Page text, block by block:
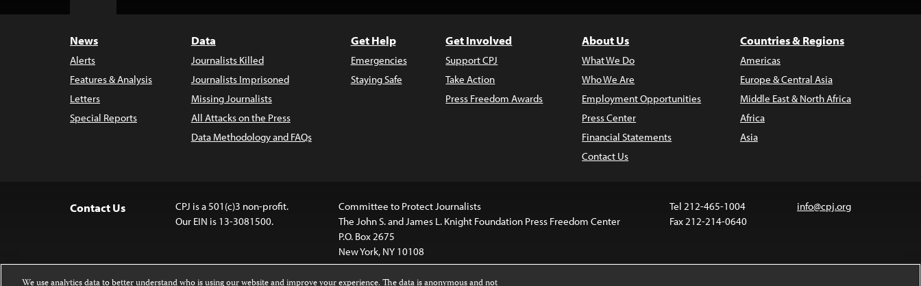
News
Alerts
Features & Analysis
Letters
Special Reports
Data
Journalists Killed
Journalists Imprisoned
Missing Journalists
All Attacks on the Press
Data Methodology and FAQs
Get Help
Emergencies
Staying Safe
Get Involved
Support CPJ
Take Action
Press Freedom Awards
About Us
What We Do
Who We Are
Employment Opportunities
Press Center
Financial Statements
Contact Us
Countries & Regions
Americas
Europe & Central Asia
Middle East & North Africa
Africa
Asia
Contact Us
CPJ is a 501(c)3 non-profit.
Our EIN is 13-3081500.
Committee to Protect Journalists
The John S. and James L. Knight Foundation Press Freedom Center
P.O. Box 2675
New York, NY 10108
Tel 212-465-1004
Fax 212-214-0640
info@cpj.org